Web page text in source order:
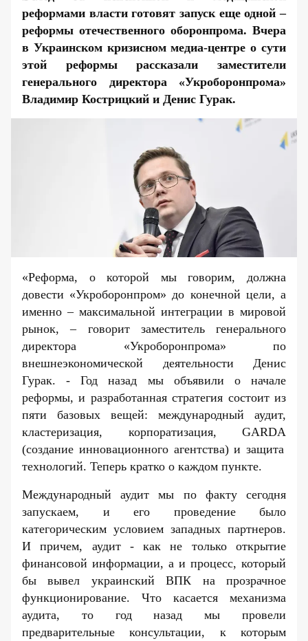
реформами власти готовят запуск еще одной –
реформы отечественного оборонпрома. Вчера
в Украинском кризисном медиа-центре о сути
этой реформырассказали заместители
генерального директора «Укроборонпрома»
Владимир Кострицкий и Денис Гурак.
«Реформа, о которой мы говорим, должна
довести «Укроборонпром» до конечной цели, а
именно – максимальной интеграции в мировой
рынок, – говорит заместитель генерального
директора «Укроборонпрома» по
внешнеэкономической деятельности Денис
Гурак. - Год назад мы объявили о начале
реформы, и разработанная стратегия состоит из
пяти базовых вещей: международный аудит,
кластеризация, корпоратизация, GARDA
(создание инновационного агентства) и защита
технологий. Теперь кратко о каждом пункте.
Международный аудит мы по факту сегодня
запускаем, и его проведение было
категорическим условием западных партнеров.
И причем, аудит - как не только открытие
финансовой информации, а и процесс, который
бы вывел украинский ВПК на прозрачное
функционирование. Что касается механизма
аудита, то год назад мы провели
предварительные консультации, к которым